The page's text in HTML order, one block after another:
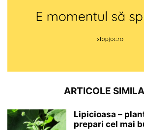
ARTICOLE
Lipicioasa –
prepari cel mai